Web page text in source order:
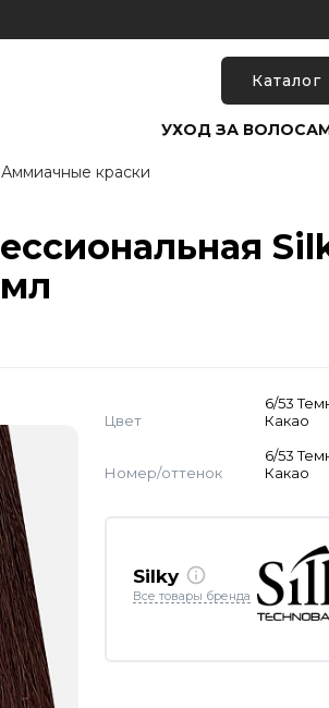
Каталог
УХОД ЗА
Аммиачные краски
Цвет
6/53
Какао
Номер/оттенок
6/53
Какао
Silky
Все товары бренда